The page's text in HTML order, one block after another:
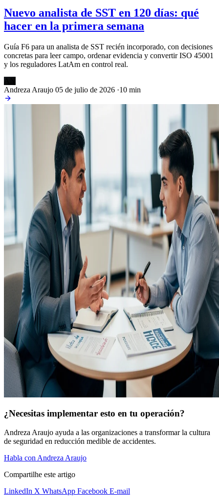
Nuevo analista de SST en 120 días: qué
hacer en la primera semana
Guía F6 para un analista de SST recién incorporado, con decisiones
concretas para leer campo, ordenar evidencia y convertir ISO 45001
y los reguladores LatAm en control real.
Andreza Araujo 05 de julio de 2026 ·10 min
¿Necesitas implementar esto en tu operación?
Andreza Araujo ayuda a las organizaciones a transformar la cultura
de seguridad en reducción medible de accidentes.
Habla con Andreza Araujo
Compartilhe este artigo
LinkedIn X WhatsApp Facebook E-mail